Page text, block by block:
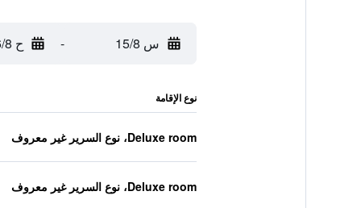
س 15/8 - ح 16/8
نوع الإقامة
Deluxe room، نوع السرير غير معروف
Deluxe room، نوع السرير غير معروف